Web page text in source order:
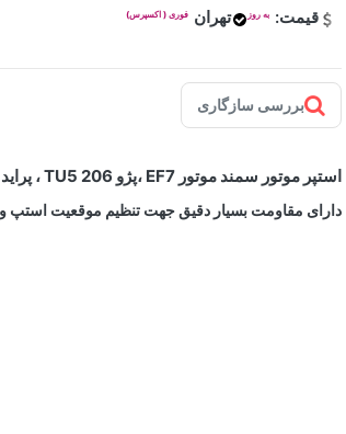
قیمت: به روز تهران فوری ( اکسپرس)
بررسی سازگاری
استپر موتور سمند موتور EF7 ،پژو 206 TU5 ، پراید معمولی و یورو 4 ، تیبا ، ساینا ، کوییک SONCEBOZ
دارای مقاومت بسیار دقیق جهت تنظیم موقعیت استپ